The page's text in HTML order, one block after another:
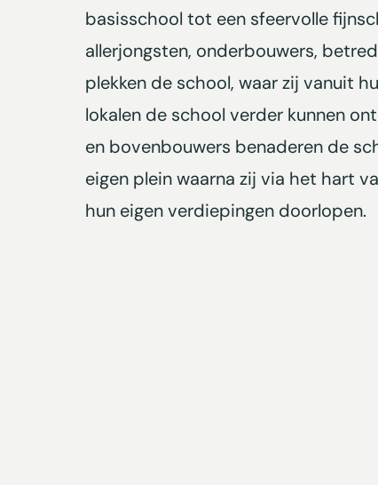
basisschool tot een sfeervolle
allerjongsten, onderbouwers,
plekken de school, waar zij vanuit
lokalen de school verder kunnen
en bovenbouwers benaderen de
eigen plein waarna zij via het hart
hun eigen verdiepingen doorlopen.